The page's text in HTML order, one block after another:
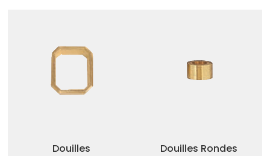
Douilles
Douilles Rondes